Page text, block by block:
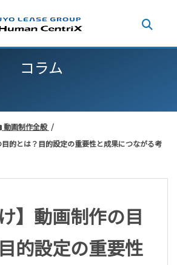
コラム
動画制作全般
目的とは？目的設定の重要性と成果につながる考
】動画制作の目
的設定の重要性